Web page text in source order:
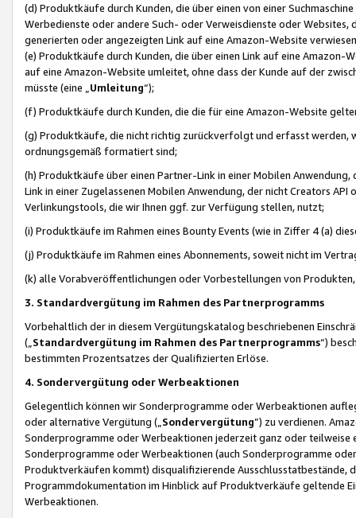
(d) Produktkäufe durch Kunden, die über einen von einer
Werbedienste oder andere Such- oder Verweisdienste oder Websites,
generierten oder angezeigten Link auf eine Amazon-Website
(e) Produktkäufe durch Kunden, die über einen Link auf eine
auf eine Amazon-Website umleitet, ohne dass der Kunde auf der
müsste (eine „ Umleitung“);
(f) Produktkäufe durch Kunden, die die für eine Amazon-Website
(g) Produktkäufe, die nicht richtig zurückverfolgt und erfasst werden,
ordnungsgemäß formatiert sind;
(h) Produktkäufe über einen Partner-Link in einer Mobilen
Link in einer Zugelassenen Mobilen Anwendung, der nicht Creators
Verlinkungstools, die wir Ihnen ggf. zur Verfügung stellen, nutzt;
(i) Produktkäufe im Rahmen eines Bounty Events (wie in Ziffer 4 (a)
(j) Produktkäufe im Rahmen eines Abonnements, soweit nicht im
(k) alle Vorabveröffentlichungen oder Vorbestellungen von
3. Standardvergütung im Rahmen des Partnerprogramms
Vorbehaltlich der in diesem Vergütungskatalog beschriebenen
(„ Standardvergütung im Rahmen des Partnerprogramms“)
bestimmten Prozentsatzes der Qualifizierten Erlöse.
4. Sondervergütung oder Werbeaktionen
Gelegentlich können wir Sonderprogramme oder Werbeaktionen
oder alternative Vergütung („ Sondervergütung”) zu verdienen.
Sonderprogramme oder Werbeaktionen jederzeit ganz oder
Sonderprogramme oder Werbeaktionen (auch Sonderprogramme
Produktverkäufen kommt) disqualifizierende Ausschlusstatbestände,
Programmdokumentation im Hinblick auf Produktverkäufe geltende
Werbeaktionen.